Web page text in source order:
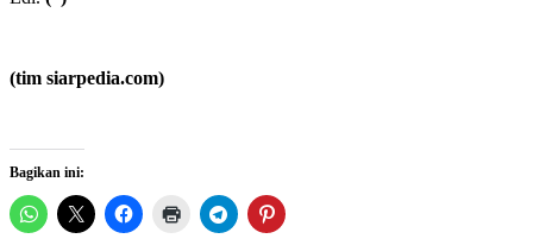
(tim siarpedia.com)
Bagikan ini: